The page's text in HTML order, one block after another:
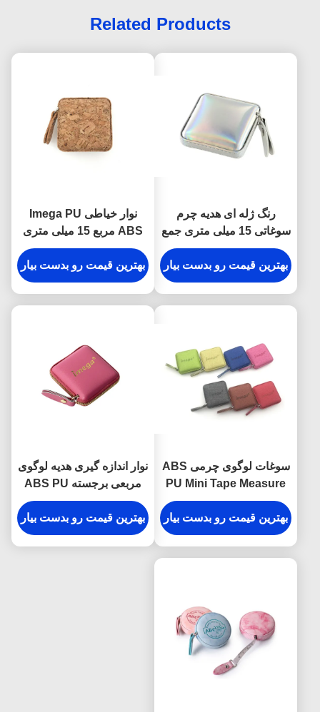
Related Products
رنگ ژله ای هدیه چرم
سوغاتی 15 میلی متری جمع
شونده نوار اندازه گیری PU
بهترین قیمت رو بدست بیار
نوار خیاطی Imega PU
ABS مربع 15 میلی متری
سوغاتی هدیه
بهترین قیمت رو بدست بیار
سوغات لوگوی چرمی ABS
PU Mini Tape Measure
Tape Measure Leather
Texture Debossing
بهترین قیمت رو بدست بیار
نوار اندازه گیری هدیه لوگوی
مربعی برجسته ABS PU
بهترین قیمت رو بدست بیار